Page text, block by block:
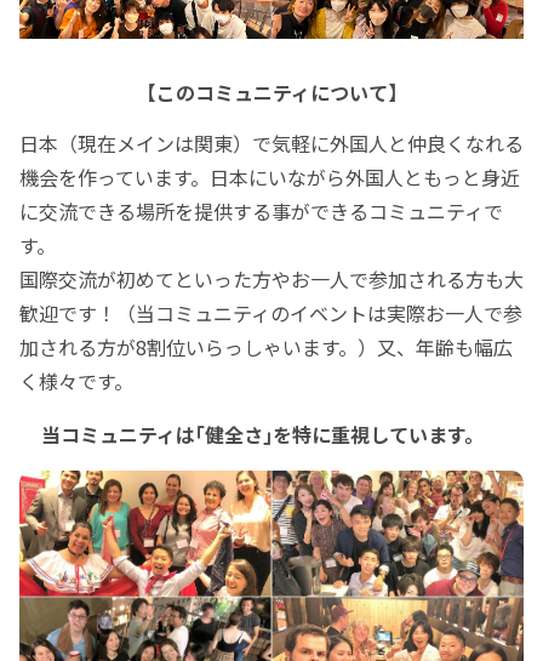
【このコミュニティについて】
日本（現在メインは関東）で気軽に外国人と仲良くなれる
機会を作っています。日本にいながら外国人ともっと身近
に交流できる場所を提供する事ができるコミュニティで
す。
国際交流が初めてといった方やお一人で参加される方も大
歓迎です！（当コミュニティのイベントは実際お一人で参
加される方が8割位いらっしゃいます。）又、年齢も幅広
く様々です。
当コミュニティは｢健全さ｣を特に重視しています。